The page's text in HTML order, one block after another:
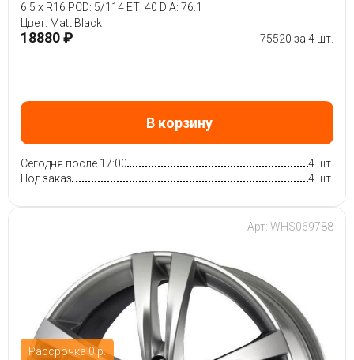
6.5 x R16 PCD: 5/114 ET: 40 DIA: 76.1
Цвет: Matt Black
18880 ₽ 75520 за 4 шт.
В корзину
Сегодня после 17:00
4 шт.
Под заказ
4 шт.
Рассрочка 0 р.
Арт: WHS069788